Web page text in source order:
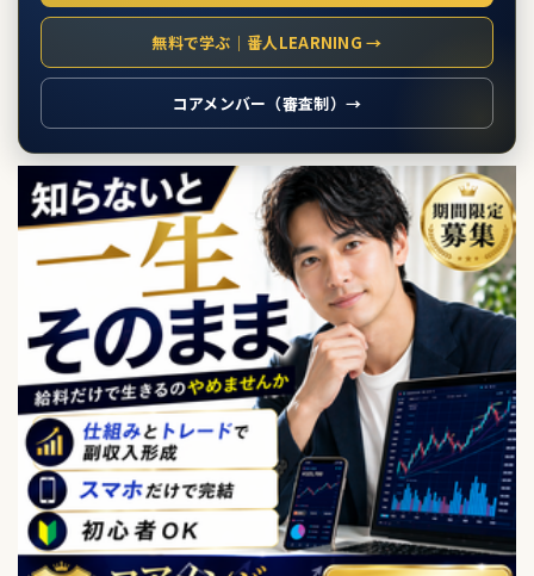
無料で学ぶ｜番人LEARNING →
コアメンバー（審査制）→